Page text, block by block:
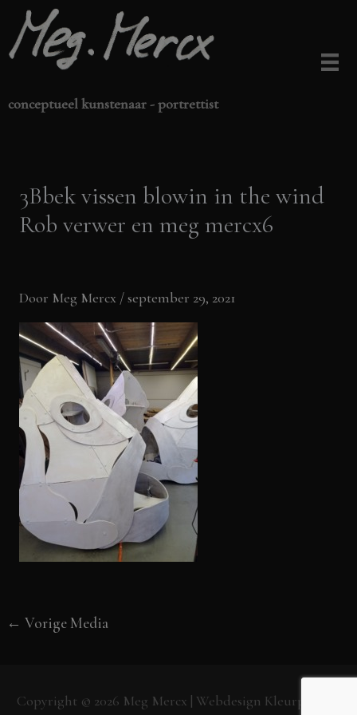
naar
de
conceptueel kunstenaar - portrettist
3Bbek vissen blowin in the wind
Rob verwer en meg mercx6
Door Meg Mercx /september 29, 2021
← Vorige Media
Copyright © 2026 Meg Mercx | Webdesign Kleurpunt.nl